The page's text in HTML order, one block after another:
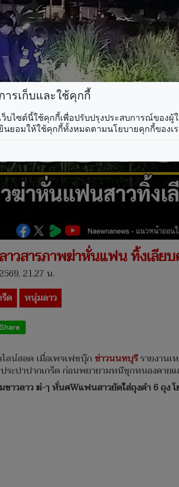
วสารภาพฆ่าหั่นแฟน ทิ้งเลีย
21.27 น.
ด หนุ่มลาว
ลน์สลด เมื่อเพจเฟซบุ๊ก ข่าวนนทบุรีรายงานเ
ระปาปากเกร็ด ก่อนพยายามหนีซุกหนองคาย
วลาว ฆ่-ๅ หั่นศWแฟนสาวยัดใส่ถุงดำ 6 ถุง
ารเก็บและใช้คุกกี้
ว็บไซต์นี้ใช้คุกกี้เพื่อปรับปรุงประสบการณ์ของผู้
นยอมให้ใช้คุกกี้ทั้งหมดตามนโยบายคุกกี้ของเ